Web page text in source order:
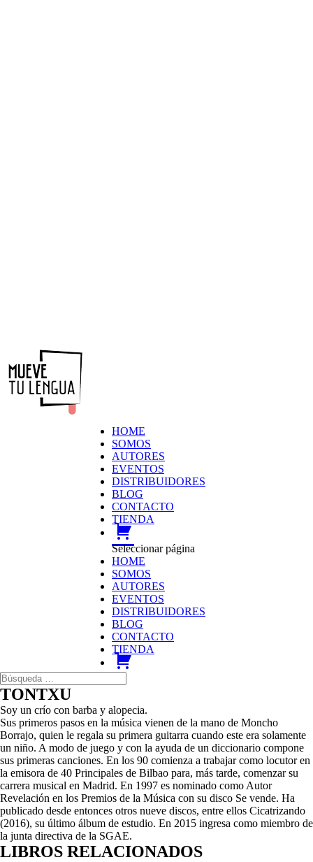
HOME
SOMOS
AUTORES
EVENTOS
DISTRIBUIDORES
BLOG
CONTACTO
TIENDA
Seleccionar página
HOME
SOMOS
AUTORES
EVENTOS
DISTRIBUIDORES
BLOG
CONTACTO
TIENDA
TONTXU
Soy un crío con barba y alopecia.
Sus primeros pasos en la música vienen de la mano de Moncho
Borrajo, quien le regala su primera guitarra cuando este era solamente
un niño. A modo de juego y con la ayuda de un diccionario compone
sus primeras canciones. En los 90 comienza a trabajar como locutor en
la emisora de 40 Principales de Bilbao para, más tarde, comenzar su
carrera musical en Madrid. En 1997 es nominado como Autor
Revelación en los Premios de la Música con su disco Se vende. Ha
publicado desde entonces otros nueve discos, entre ellos Cicatrizando
(2016), su último álbum de estudio. En 2015 ingresa como miembro de
la junta directiva de la SGAE.
LIBROS RELACIONADOS